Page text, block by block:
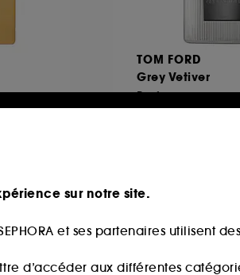
TOM FORD
Grey Vetiver
Parfum
sur notre site.
et ses partenaires utilisent
d’accéder aux différentes